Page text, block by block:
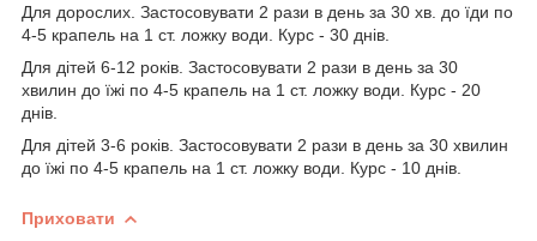
Для дорослих. Застосовувати 2 рази в день за 30 хв. до їди по
4-5 крапель на 1 ст. ложку води. Курс - 30 днів.
Для дітей 6-12 років. Застосовувати 2 рази в день за 30
хвилин до їжі по 4-5 крапель на 1 ст. ложку води. Курс - 20
днів.
Для дітей 3-6 років. Застосовувати 2 рази в день за 30 хвилин
до їжі по 4-5 крапель на 1 ст. ложку води. Курс - 10 днів.
Приховати